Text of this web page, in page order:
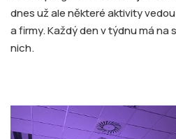
dnes už ale některé aktivity
a firmy. Každý den v týdnu má na
nich.